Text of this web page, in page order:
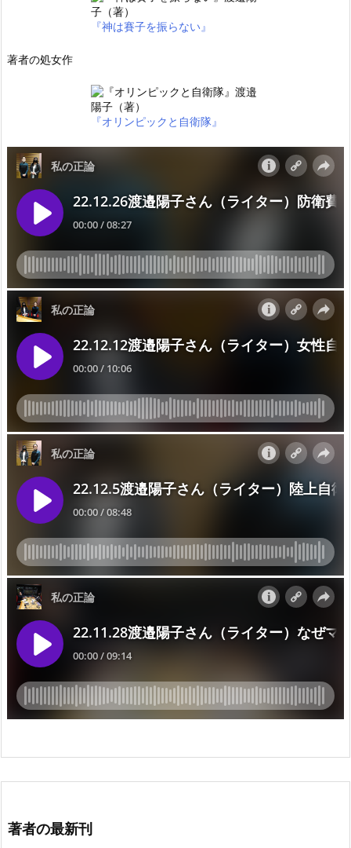
『神は賽子を振らない』
著者の処女作
『オリンピックと自衛隊』
著者の最新刊